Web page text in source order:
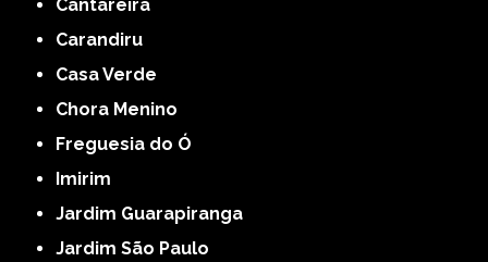
Cantareira
Carandiru
Casa Verde
Chora Menino
Freguesia do Ó
Imirim
Jardim Guarapiranga
Jardim São Paulo